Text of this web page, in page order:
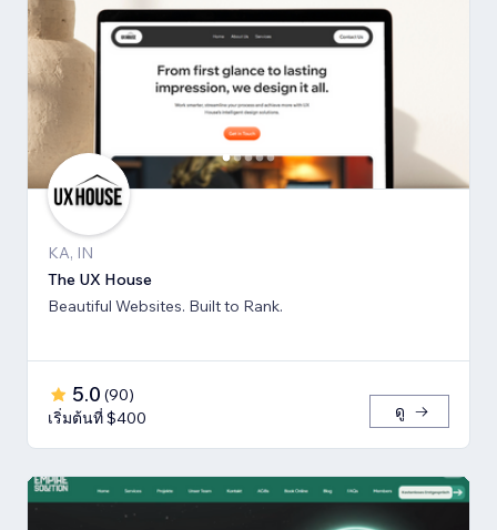
KA, IN
The UX House
Beautiful Websites. Built to Rank.
5.0 (90)
เริ่มต้นที่ $400
ดู